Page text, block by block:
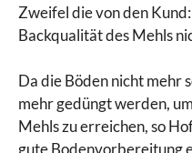
Zweifel die von den
Backqualität des Mehls
Da die Böden nicht mehr
mehr gedüngt werden,
Mehls zu erreichen, so
gute Bodenvorbereitung